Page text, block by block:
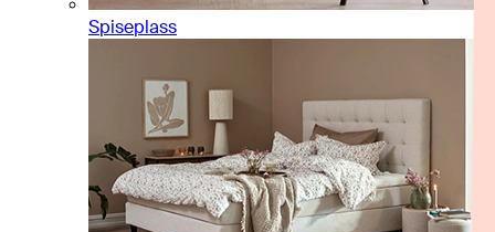
Spiseplass